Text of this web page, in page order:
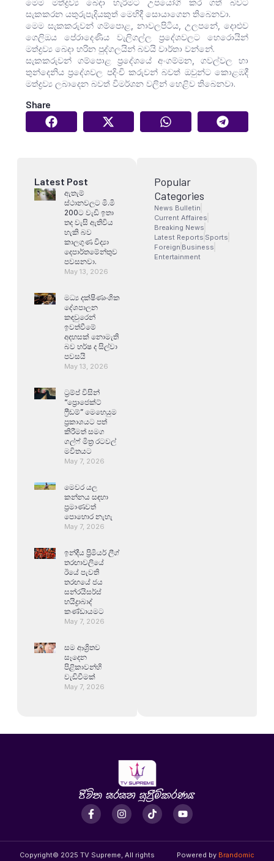
සැකකරන යතුරුපැදියකුත් මෙහිදී සොයාගෙන තිබෙනවා.
මෙම සැකකරුවන් ගම්පොළ, නාවලපිටිය, උලපනේ, දොළුව
ගෙලිඔය පේරාදෙණිය වැලිගල්ල ප්‍රදේශවලට හෙරොයින්
මත්ද්‍රව්‍ය බෙදා හරින පුද්ගලයින් බවයි වාර්තා වන්නේ.
සැකකරුවන් ගම්පොළ ප්‍රදේශයේ අංගම්මන, ගවල්වල හා
තුන්දෙනිය ප්‍රදේශවල පදිංචි කරුවන් බවත් ඔවුන්ට කොළඹදී
මත්ද්‍රව්‍ය ලබාදෙන බවත් විමර්ශන වලින් හෙළිව තිබෙනවා.
Share
Latest Post
ඇතැම්
ස්ථානවලට මි.මි
200ට වැඩි ඉතා
තද වැසි ඇතිවිය
හැකි බව
කාලගුණ විද්‍යා
දෙපාර්තමේන්තුව
පවසනවා.
May 13, 2026
මධ්‍ය දක්ෂිණාංශික
දේශපාලන
කඳවුරෙන්
ඉවත්වීමේ
අදහසක් නොමැති
බව හර්ෂ ද සිල්වා
පවසයි
May 13, 2026
ට්‍රම්ප් විසින්
“ප්‍රොජෙක්ට්
ෆ්‍රීඩම්” මෙහෙයුම
ප්‍රකාශයට පත්
කිරීමත් සමග
ගල්ෆ් මිත්‍ර රටවල්
මවිතයට
May 7, 2026
මෙවර යල
කන්නය සඳහා
ප්‍රමාණවත්
පොහොර නැහැ
May 7, 2026
ඉන්දීය ප්‍රිමියර් ලීග්
තරඟාවලියේ
ඊයේ පැවති
තරඟයේ ජය
සන්රයිසර්ස්
හයිද්‍රාබාද්
කණ්ඩායමට
May 7, 2026
සම ආශ්‍රිතව
සෑදෙන
පිළිකාවන්හි
වැඩිවීමක්
May 7, 2026
Popular
Categories
News Bulletin
Current Affaires
Breaking News
Latest Reports Sports
Foreign Business
Entertainment
Copyright© 2025 TV Supreme, All rights
Powered by Brandomic